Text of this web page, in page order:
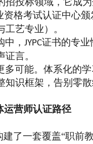
资格考试认证中心
艺专业）。
中，JYPC证书的专业
言。
可能。体系化的
识框架，告别零散
运营师认证路径
建了一套覆盖“职前